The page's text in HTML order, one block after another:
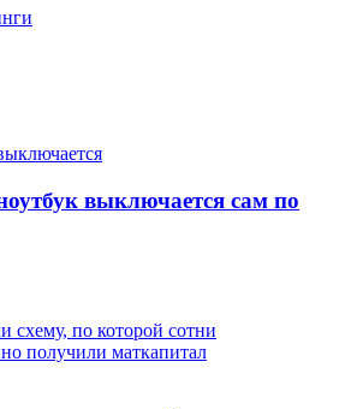
выключается сам по